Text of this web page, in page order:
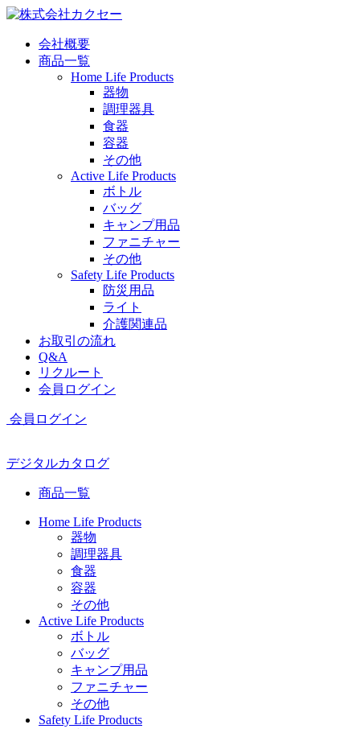
会社概要
商品一覧
Home Life Products
器物
調理器具
食器
容器
その他
Active Life Products
ボトル
バッグ
キャンプ用品
ファニチャー
その他
Safety Life Products
防災用品
ライト
介護関連品
お取引の流れ
Q&A
リクルート
会員ログイン
会員ログイン
デジタルカタログ
商品一覧
Home Life Products
器物
調理器具
食器
容器
その他
Active Life Products
ボトル
バッグ
キャンプ用品
ファニチャー
その他
Safety Life Products